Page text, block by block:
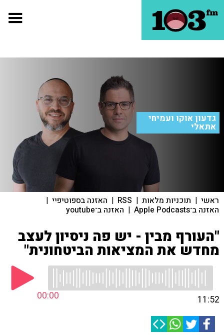
גדעון אוקו ועמיחי
אתאלי
ראשי | תוכניות מלאות |
RSS
| האזנה בספוטיפיי |
האזנה ב־Apple Podcasts | האזנה ב־youtube
"העורף מבין - יש פה ניסיון לעצב
מחדש את המציאות הביטחונית"
00:00 11:52